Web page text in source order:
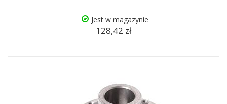
Jest w magazynie
128,42 zł